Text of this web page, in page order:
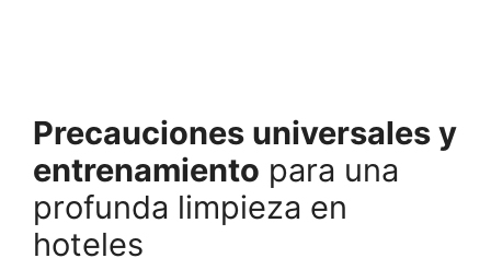
Precauciones universales y
entrenamiento para una
profunda limpieza en
hoteles